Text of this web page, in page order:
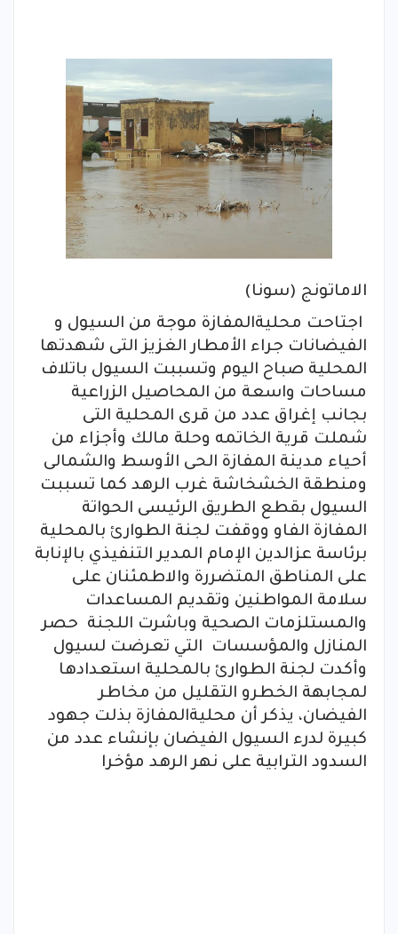
الاماتونج (سونا)
اجتاحت محليةالمفازة موجة من السيول و
الفيضانات جراء الأمطار الغزيز التى شهدتها
المحلية صباح اليوم وتسببت السيول باتلاف
مساحات واسعة من المحاصيل الزراعية
بجانب إغراق عدد من قرى المحلية التى
شملت قرية الخاتمه وحلة مالك وأجزاء من
أحياء مدينة المفازة الحى الأوسط والشمالى
ومنطقة الخشخاشة غرب الرهد كما تسببت
السيول بقطع الطريق الرئيسى الحواتة
المفازة الفاو ووقفت لجنة الطوارئ بالمحلية
برئاسة عزالدين الإمام المدير التنفيذي بالإنابة
على المناطق المتضررة والاطمئنان على
سلامة المواطنين وتقديم المساعدات
والمستلزمات الصحية وباشرت اللجنة حصر
المنازل والمؤسسات التي تعرضت لسيول
وأكدت لجنة الطوارئ بالمحلية استعدادها
لمجابهة الخطرو التقليل من مخاطر
الفيضان، يذكر أن محليةالمفازة بذلت جهود
كبيرة لدرء السيول الفيضان بإنشاء عدد من
السدود الترابية على نهر الرهد مؤخرا